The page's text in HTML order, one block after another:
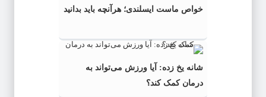
خواص ماست ایسلندی؛ هرآنچه باید بدانید
شانه یخ زده: آیا ورزش می‌تواند به
درمان کمک کند؟